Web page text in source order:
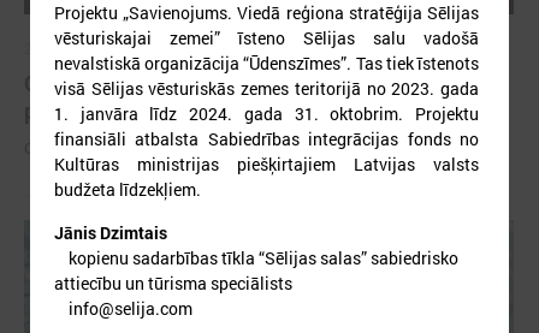
2026. gada 26. maijs
Cildināti “Talkas cilts balvas” uzvarētāji un
pašvaldību koordinatori
Cildināti “Talkas cilts balvas” uzvarētāji un pašvaldību koordinatori
Projektu „Savienojums. Viedā reģiona stratēģija Sēlijas
vēsturiskajai zemei” īsteno Sēlijas salu vadošā
nevalstiskā organizācija “Ūdenszīmes”. Tas tiek īstenots
visā Sēlijas vēsturiskās zemes teritorijā no 2023. gada
1. janvāra līdz 2024. gada 31. oktobrim. Projektu
finansiāli atbalsta Sabiedrības integrācijas fonds no
Kultūras ministrijas piešķirtajiem Latvijas valsts
budžeta līdzekļiem.
Jānis Dzimtais
kopienu sadarbības tīkla “Sēlijas salas” sabiedrisko
attiecību un tūrisma speciālists
info@selija.com